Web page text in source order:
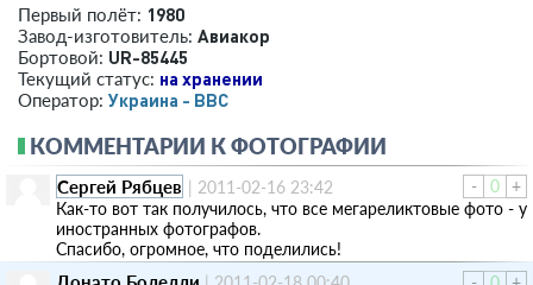
Первый полёт: 1980
Завод-изготовитель: Авиакор
Бортовой: UR-85445
Текущий статус: на хранении
Оператор: Украина - ВВС
КОММЕНТАРИИ К ФОТОГРАФИИ
- 0 +
Сергей Рябцев | 2011-02-16 23:42
Как-то вот так получилось, что все мегареликтовые фото - у
иностранных фотографов.
Спасибо, огромное, что поделились!